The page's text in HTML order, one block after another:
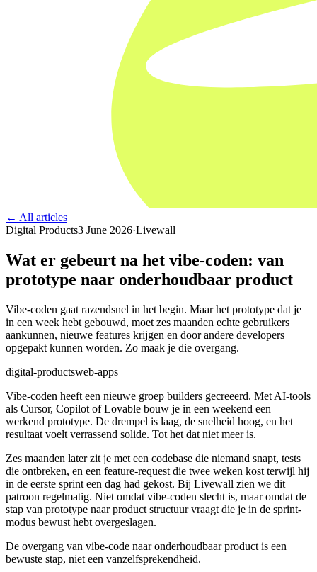
← All articles
Digital Products3 June 2026·Livewall
Wat er gebeurt na het vibe-coden: van
prototype naar onderhoudbaar product
Vibe-coden gaat razendsnel in het begin. Maar het prototype dat je
in een week hebt gebouwd, moet zes maanden echte gebruikers
aankunnen, nieuwe features krijgen en door andere developers
opgepakt kunnen worden. Zo maak je die overgang.
digital-productsweb-apps
Vibe-coden heeft een nieuwe groep builders gecreeerd. Met AI-tools
als Cursor, Copilot of Lovable bouw je in een weekend een
werkend prototype. De drempel is laag, de snelheid hoog, en het
resultaat voelt verrassend solide. Tot het dat niet meer is.
Zes maanden later zit je met een codebase die niemand snapt, tests
die ontbreken, en een feature-request die twee weken kost terwijl hij
in de eerste sprint een dag had gekost. Bij Livewall zien we dit
patroon regelmatig. Niet omdat vibe-coden slecht is, maar omdat de
stap van prototype naar product structuur vraagt die je in de sprint-
modus bewust hebt overgeslagen.
De overgang van vibe-code naar onderhoudbaar product is een
bewuste stap, niet een vanzelfsprekendheid.